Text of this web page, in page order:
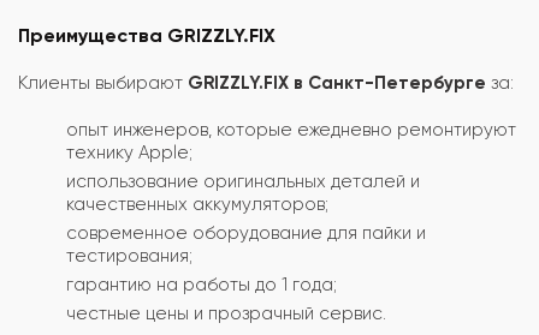
Преимущества GRIZZLY.FIX
Клиенты выбирают GRIZZLY.FIX в Санкт-Петербурге за:
опыт инженеров, которые ежедневно ремонтируют
технику Apple;
использование оригинальных деталей и
качественных аккумуляторов;
современное оборудование для пайки и
тестирования;
гарантию на работы до 1 года;
честные цены и прозрачный сервис.